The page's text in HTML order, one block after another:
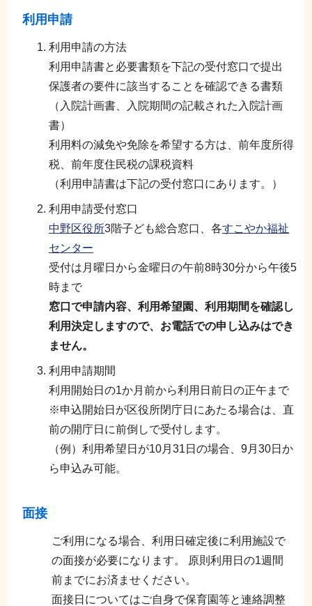
利用申請
利用申請の方法
利用申請書と必要書類を下記の受付窓口で提出
保護者の要件に該当することを確認できる書類
（入院計画書、入院期間の記載された入院計画
書）
利用料の減免や免除を希望する方は、前年度所得
税、前年度住民税の課税資料
（利用申請書は下記の受付窓口にあります。）
利用申請受付窓口
中野区役所3階子ども総合窓口、各すこやか福祉
センター
受付は月曜日から金曜日の午前8時30分から午後5
時まで
窓口で申請内容、利用希望園、利用期間を確認し
利用決定しますので、お電話での申し込みはでき
ません。
利用申請期間
利用開始日の1か月前から利用日前日の正午まで
※申込開始日が区役所閉庁日にあたる場合は、直
前の開庁日に前倒しで受付します。
（例）利用希望日が10月31日の場合、9月30日か
ら申込み可能。
面接
ご利用になる場合、利用日確定後に利用施設で
の面接が必要になります。 原則利用日の1週間
前までにお済ませください。
面接日についてはご自身で保育園等と連絡調整